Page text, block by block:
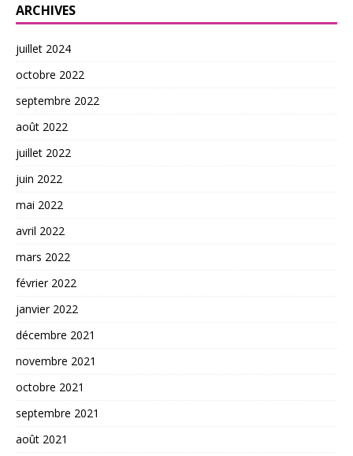
ARCHIVES
juillet 2024
octobre 2022
septembre 2022
août 2022
juillet 2022
juin 2022
mai 2022
avril 2022
mars 2022
février 2022
janvier 2022
décembre 2021
novembre 2021
octobre 2021
septembre 2021
août 2021